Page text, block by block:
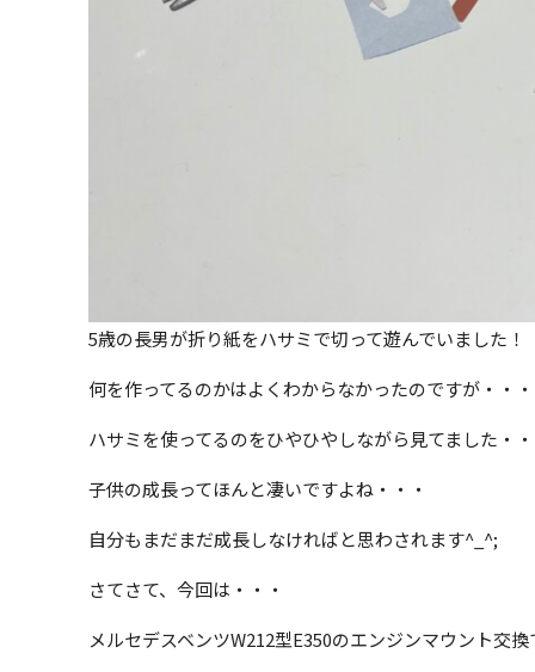
5歳の長男が折り紙をハサミで切って遊んでいました！
何を作ってるのかはよくわからなかったのですが・・・
ハサミを使ってるのをひやひやしながら見てました・
子供の成長ってほんと凄いですよね・・・
自分もまだまだ成長しなければと思わされます^_^;
さてさて、今回は・・・
メルセデスベンツW212型E350のエンジンマウント交